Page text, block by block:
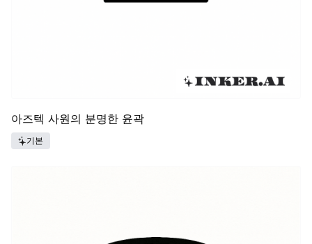
아즈텍 사원의 분명한 윤곽
기본